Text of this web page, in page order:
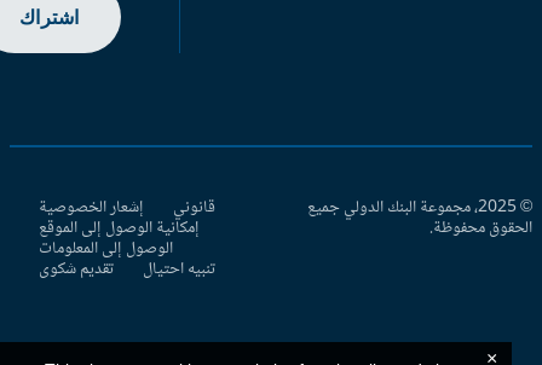
اشتراك
© 2025، مجموعة البنك الدولي جميع
محفوظة.
قانوني إشعار الخصوصية
إمكانية الوصول إلى الموقع
الوصول إلى المعلومات
تنبيه احتيال تقديم شكوى